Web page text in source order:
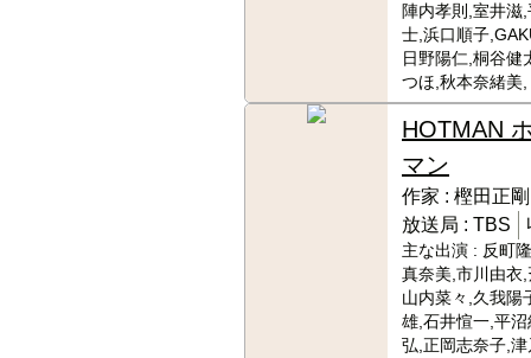
陣内孝則,室井滋
士,浜口順子
日野陽仁,桐谷健
つほ,秋本奈緒美
HOTMAN
マン
作家 : 樫田正剛
放送局 : TBS
主な出演 : 反町
真奈美,市川由衣
山内菜々,久我陽
雄,石井愃一,平
弘,正岡志奈子,